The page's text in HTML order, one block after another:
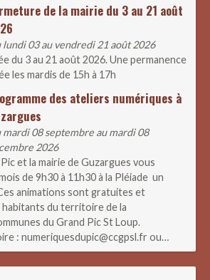
de la mairie du 3 au 21 août
lundi 03 au vendredi 21 août 2026
du 3 au 21 août 2026. Une permanence
les mardis de 15h à 17h
des ateliers numériques à
mardi 08 septembre au mardi 08
2026
et la mairie de Guzargues vous
de 9h30 à 11h30 à la Pléiade un
animations sont gratuites et
du territoire de la
du Grand Pic St Loup.
: numeriquesdupic@ccgpsl.fr ou…